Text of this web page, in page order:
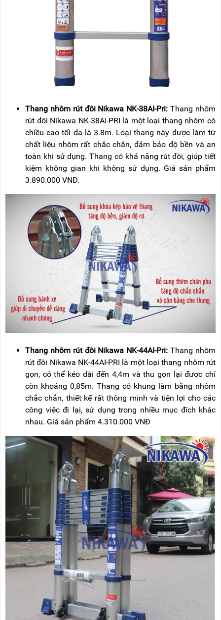
Thang nhôm rút đôi Nikawa NK-38AI-Pri: Thang nhôm
rút đôi Nikawa NK-38AI-PRI là một loại thang nhôm có
chiều cao tối đa là 3.8m. Loại thang này được làm từ
chất liệu nhôm rất chắc chắn, đảm bảo độ bền và an
toàn khi sử dụng. Thang có khả năng rút đôi, giúp tiết
kiệm không gian khi không sử dụng. Giá sản phẩm
3.890.000 VNĐ.
Thang nhôm rút đôi Nikawa NK-44AI-Pri:Thang nhôm
rút đôi Nikawa NK-44AI-PRI là một loại thang nhôm rút
gọn, có thể kéo dài đến 4,4m và thu gọn lại được chỉ
còn khoảng 0,85m. Thang có khung làm bằng nhôm
chắc chắn, thiết kế rất thông minh và tiện lợi cho các
công việc đi lại, sử dụng trong nhiều mục đích khác
nhau. Giá sản phẩm 4.310.000 VNĐ